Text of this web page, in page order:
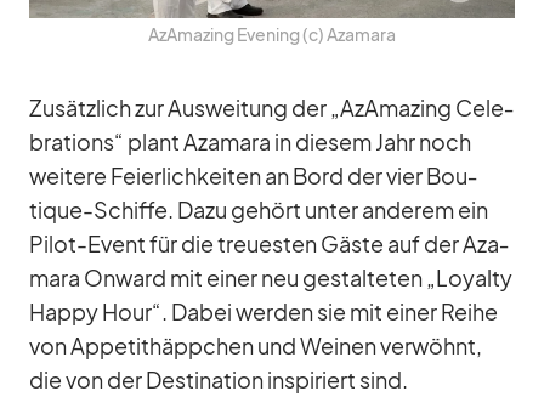
AzAma­zing Evening (c) Aza­mara
Zu­sätz­lich zur Aus­wei­tung der „AzAma­zing Ce­le­
bra­ti­ons“ plant Aza­mara in die­sem Jahr noch
wei­tere Fei­er­lich­kei­ten an Bord der vier Bou­
tique-Schiffe. Dazu ge­hört un­ter an­de­rem ein
Pi­lot-Event für die treu­es­ten Gäste auf der Aza­
mara On­ward mit ei­ner neu ge­stal­te­ten „Loyalty
Happy Hour“. Da­bei wer­den sie mit ei­ner Reihe
von Ap­pe­tit­häpp­chen und Wei­nen ver­wöhnt,
die von der De­sti­na­tion in­spi­riert sind.